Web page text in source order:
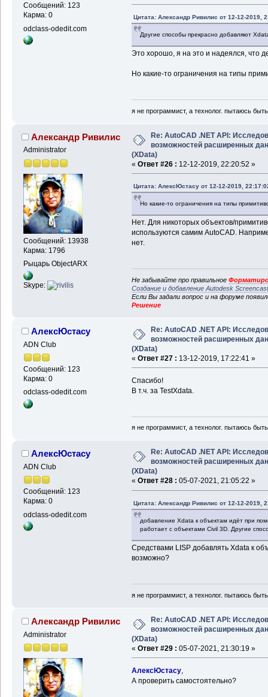
Сообщений: 123
Карма: 0
odclass-odedit.com
Цитата: Александр Ривилис от 12-12-2019,
Другие способы прекрасно добавляют
Это хорошо, я на это и надеялся, что
Но какие-то ограничения на типы
я не программист, а технолог. пытаюсь
Александр Ривилис
Administrator
Сообщений: 13938
Карма: 1796
Рыцарь ObjectARX
Skype:
Re: AutoCAD .NET API:
возможностей расширенных
(XData)
« Ответ #26 : 12-12-2019, 22:20:52 »
Цитата: АлексЮстасу от 12-12-2019,
Но какие-то ограничения на типы
Нет. Для никоторых объектов/
используются самим AutoCAD.
нет.
Не забывайте про правильное
Создание и добавление Autodesk
Если Вы задали вопрос и на форуме
Решение
АлексЮстасу
ADN Club
Сообщений: 123
Карма: 0
odclass-odedit.com
Re: AutoCAD .NET API:
возможностей расширенных
(XData)
« Ответ #27 : 13-12-2019, 17:22:41 »
Спасибо!
В т.ч. за TestXdata.
я не программист, а технолог. пытаюсь
АлексЮстасу
ADN Club
Сообщений: 123
Карма: 0
odclass-odedit.com
Re: AutoCAD .NET API:
возможностей расширенных
(XData)
« Ответ #28 : 05-07-2021, 21:05:22 »
Цитата: Александр Ривилис от 12-12-2019,
добавление Xdata к объектам идёт при
работает с объектами Civil 3D. Другие
Средствами LISP добавлять Xdata к
возможно?
я не программист, а технолог. пытаюсь
Александр Ривилис
Administrator
Re: AutoCAD .NET API:
возможностей расширенных
(XData)
« Ответ #29 : 05-07-2021, 21:30:19 »
АлексЮстасу,
А проверить самостоятельно?